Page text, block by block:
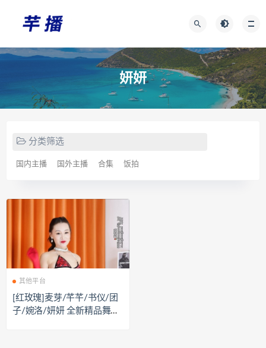
妍妍
分类筛选
国内主播 国外主播 合集 饭拍
其他平台
[红玫瑰]麦芽/芊芊/书仪/团
子/婉洛/妍妍 全新精品舞团